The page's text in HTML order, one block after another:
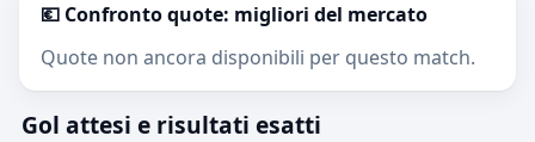
💶 Confronto quote: migliori del mercato
Quote non ancora disponibili per questo match.
Gol attesi e risultati esatti